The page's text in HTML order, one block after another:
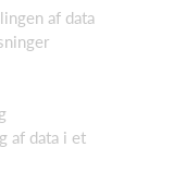
af data
af data i et